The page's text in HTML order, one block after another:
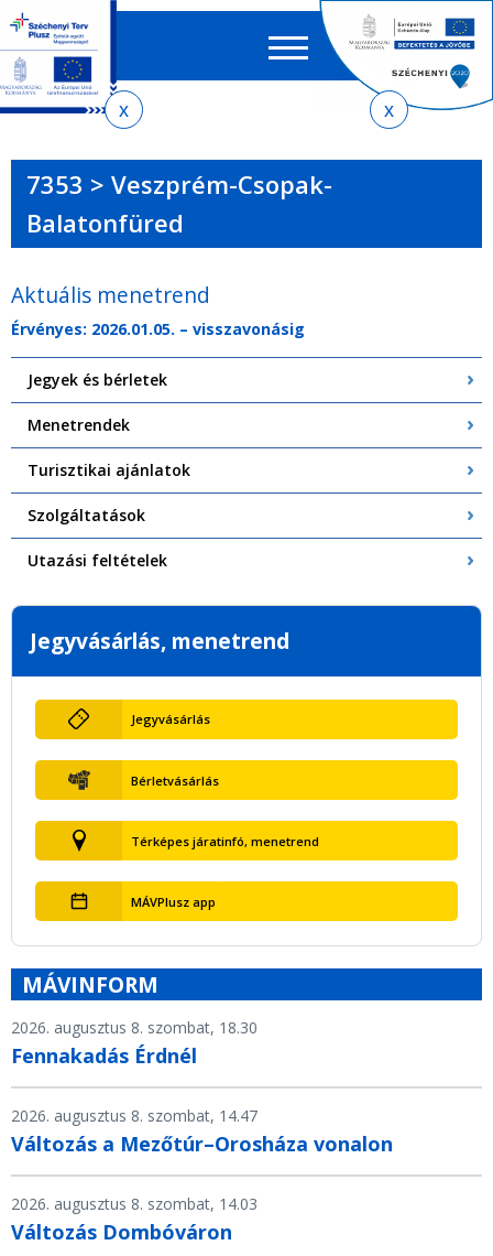
menetrendkeresőhöz
almenühöz
tartalomra
oldaltérképre
EN HU
űrlap
7353 > Veszprém-Csopak-
Balatonfüred
Aktuális menetrend
Érvényes: 2026.01.05. – visszavonásig
Jegyek és bérletek
Menetrendek
Turisztikai ajánlatok
Szolgáltatások
Utazási feltételek
Jegyvásárlás, menetrend
Jegyvásárlás
Bérletvásárlás
Térképes járatinfó, menetrend
MÁVPlusz app
MÁVINFORM
2026. augusztus 8. szombat, 18.30
Fennakadás Érdnél
2026. augusztus 8. szombat, 14.47
Változás a Mezőtúr–Orosháza vonalon
2026. augusztus 8. szombat, 14.03
Változás Dombóváron